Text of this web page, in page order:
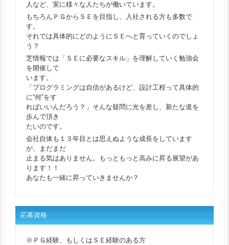
人など、実に様々な人たちが働いています。
もちろんＰＧからＳＥを目指し、入社される方も多数で
す。
それでは具体的にどのようにＳＥへと育っていくのでしょ
う？
芝情報では「ＳＥに必要なスキル」を理解していく勉強会
を開催して
います。
「プログラミングは自信があるけど、設計工程って具体的
に“何”をす
ればいいんだろう？」そんな疑問に光を差し、新たな道を
歩んで頂き
たいのです。
会社自体も１３年目とは思えぬような成長をしています
が、まだまだ
止まる気はありません。もっともっと高みに昇る展望があ
ります！！
あなたも一緒に昇っていきませんか？
応募資格
※ＰＧ経験、もしくはＳＥ経験のある方